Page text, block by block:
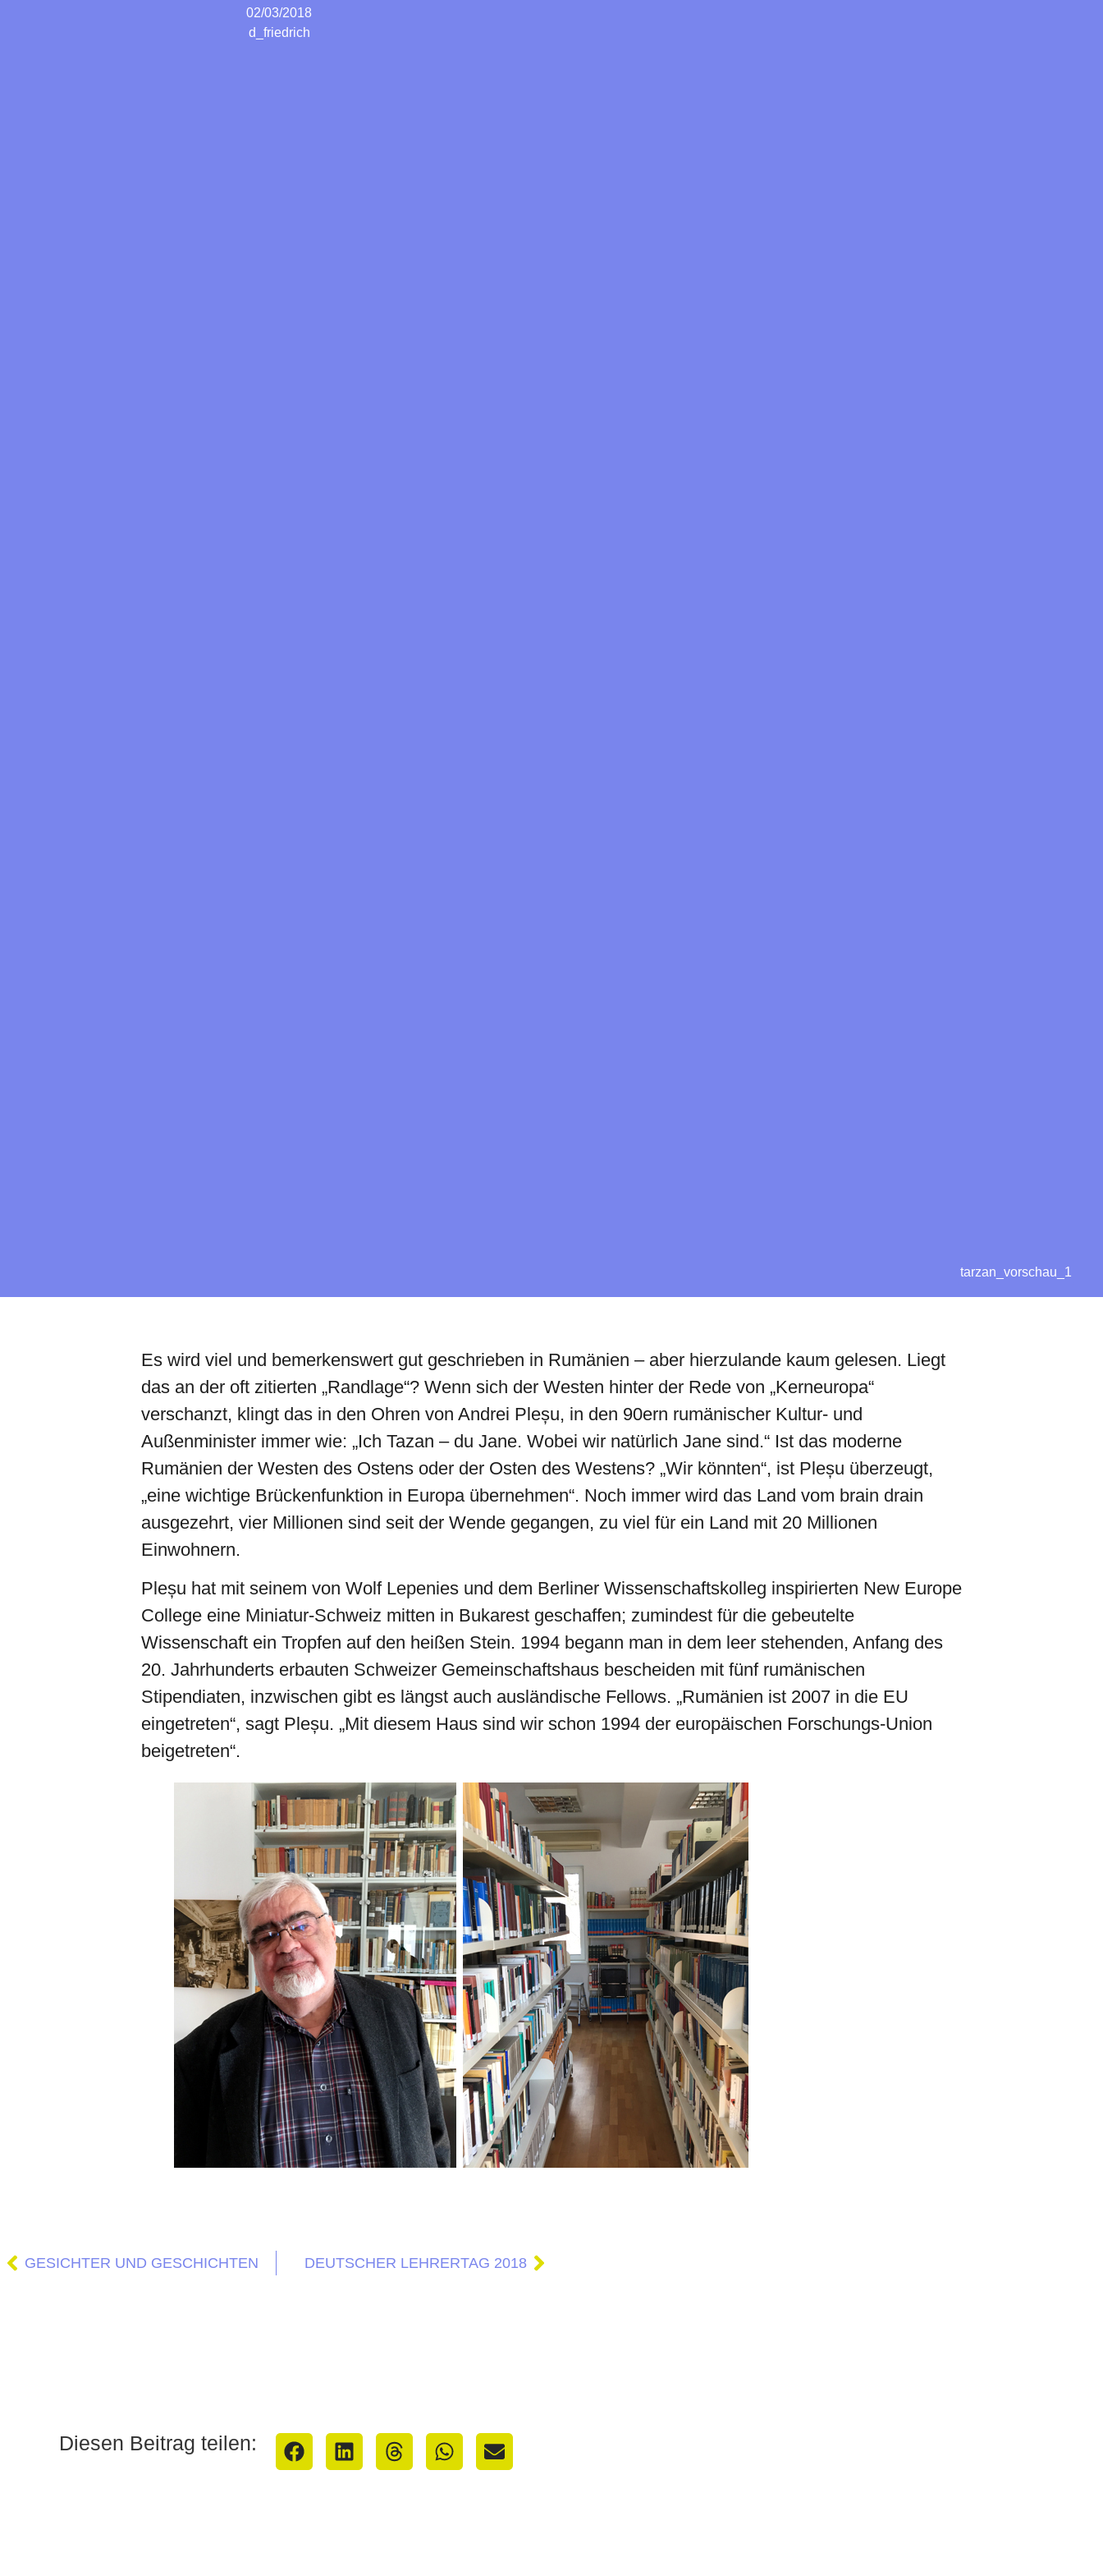
02/03/2018
d_friedrich
tarzan_vorschau_1
Es wird viel und bemerkenswert gut geschrieben in Rumänien – aber hierzulande kaum gelesen. Liegt
das an der oft zitierten „Randlage“? Wenn sich der Westen hinter der Rede von „Kerneuropa“
verschanzt, klingt das in den Ohren von Andrei Pleșu, in den 90ern rumänischer Kultur- und
Außenminister immer wie: „Ich Tazan – du Jane. Wobei wir natürlich Jane sind.“ Ist das moderne
Rumänien der Westen des Ostens oder der Osten des Westens? „Wir könnten“, ist Pleșu überzeugt,
„eine wichtige Brückenfunktion in Europa übernehmen“. Noch immer wird das Land vom brain drain
ausgezehrt, vier Millionen sind seit der Wende gegangen, zu viel für ein Land mit 20 Millionen
Einwohnern.
Pleșu hat mit seinem von Wolf Lepenies und dem Berliner Wissenschaftskolleg inspirierten New Europe
College eine Miniatur-Schweiz mitten in Bukarest geschaffen; zumindest für die gebeutelte
Wissenschaft ein Tropfen auf den heißen Stein. 1994 begann man in dem leer stehenden, Anfang des
20. Jahrhunderts erbauten Schweizer Gemeinschaftshaus bescheiden mit fünf rumänischen
Stipendiaten, inzwischen gibt es längst auch ausländische Fellows. „Rumänien ist 2007 in die EU
eingetreten“, sagt Pleșu. „Mit diesem Haus sind wir schon 1994 der europäischen Forschungs-Union
beigetreten“.
GESICHTER UND GESCHICHTEN DEUTSCHER LEHRERTAG 2018
Diesen Beitrag teilen: